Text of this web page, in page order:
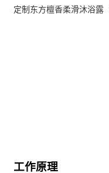
定制东方檀香柔滑沐浴露
工作原理